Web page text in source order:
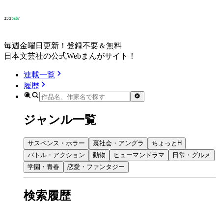
毎週金曜日更新！登録不要＆無料
日本文芸社の公式Webまんがサイト！
連載一覧
履歴
ジャンル一覧
サスペンス・ホラー 裏社会・アングラ
ちょっとH
バトル・アクション
動物 ヒューマンドラマ
日常・グルメ
学園・青春
恋愛・ファンタジー
検索履歴